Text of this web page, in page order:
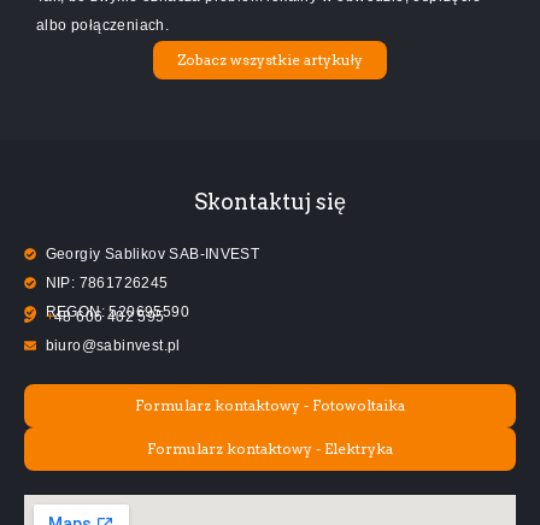
albo połączeniach.
Zobacz wszystkie artykuły
Skontaktuj się
Georgiy Sablikov SAB-INVEST
NIP: 786 1726245
REGON:520695590
+48 606 402 595
biuro@sabinvest.pl
Formularz kontaktowy - Fotowoltaika
Formularz kontaktowy - Elektryka